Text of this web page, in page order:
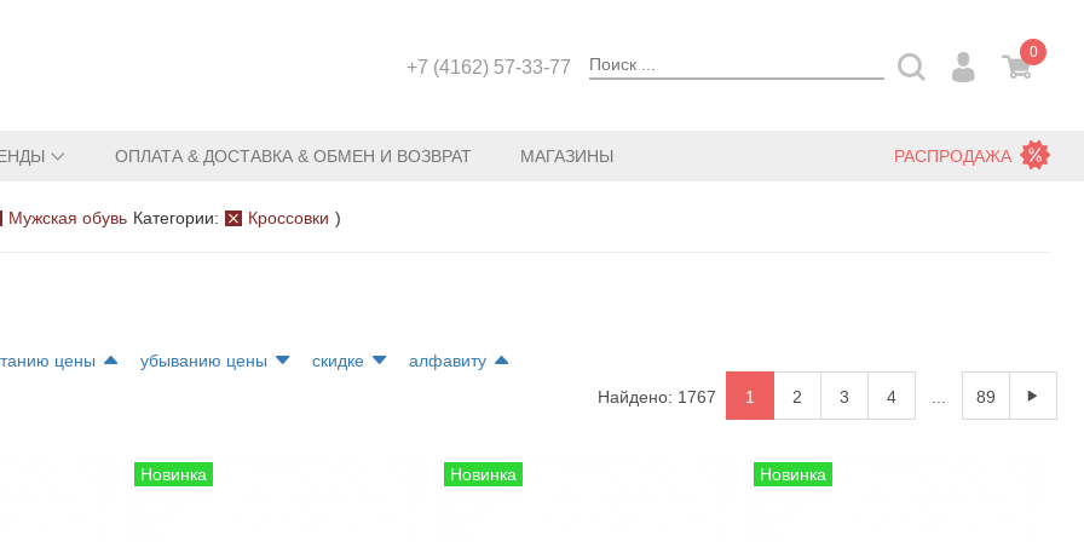
+7 (4162) 57-33-77
0
ОПЛАТА & ДОСТАВКА & ОБМЕН И ВОЗВРАТ МАГАЗИНЫ РАСПРОДАЖА
Мужская обувь Категории: Кроссовки )
цены убыванию цены скидке
алфавиту
Найдено: 1767
1 2 3 4 89